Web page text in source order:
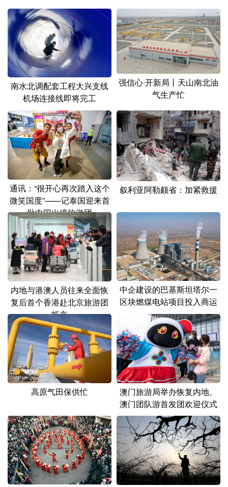
浙江
山东 河南 湖北 湖南
广东 广西 海南 重庆
四川 贵州 云南 西藏
陕西 甘肃
新疆 内蒙古 黑龙江
多语种频道
English Español Français عربى
Русский язык
Deutsch Português
南水北调配套工程大兴支线
机场连接线即将完工
强信心·开新局丨天山南北油
气生产忙
通讯：“很开心再次踏入这个
微笑国度”——记泰国迎来首
批中国出境旅游团
叙利亚阿勒颇省：加紧救援
内地与港澳人员往来全面恢
复后首个香港赴北京旅游团
抵京
中企建设的巴基斯坦塔尔一
区块燃煤电站项目投入商运
高原气田保供忙
澳门旅游局举办恢复内地、
澳门团队游首发团欢迎仪式